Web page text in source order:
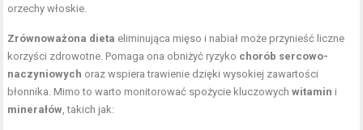
orzechy włoskie.
Zrównoważona dieta eliminująca mięso i nabiał może przynieść liczne
korzyści zdrowotne. Pomaga ona obniżyć ryzyko chorób sercowo-
naczyniowych oraz wspiera trawienie dzięki wysokiej zawartości
błonnika. Mimo to warto monitorować spożycie kluczowychwitamin i
minerałów , takich jak: